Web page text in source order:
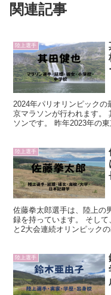
関連記事
陸上選手
2024年パリオリンピック
京マラソンが行われます。
ソンです。 昨年2023年の
陸上選手
佐藤拳太郎選手は、陸上の
録を持っています。 そし
と2大会連続オリンピック
陸上選手